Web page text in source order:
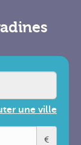
une ville
€